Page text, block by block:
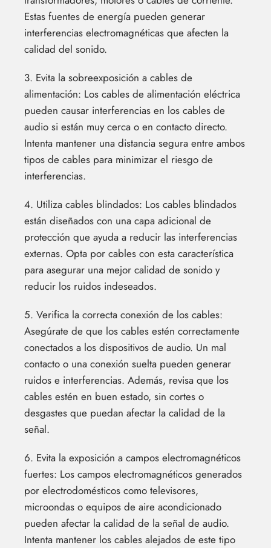
Estas fuentes de energía pueden generar
interferencias electromagnéticas que afecten la
calidad del sonido.
3. Evita la sobreexposición a cables de
alimentación: Los cables de alimentación eléctrica
pueden causar interferencias en los cables de
audio si están muy cerca o en contacto directo.
Intenta mantener una distancia segura entre ambos
tipos de cables para minimizar el riesgo de
interferencias.
4. Utiliza cables blindados: Los cables blindados
están diseñados con una capa adicional de
protección que ayuda a reducir las interferencias
externas. Opta por cables con esta característica
para asegurar una mejor calidad de sonido y
reducir los ruidos indeseados.
5. Verifica la correcta conexión de los cables:
Asegúrate de que los cables estén correctamente
conectados a los dispositivos de audio. Un mal
contacto o una conexión suelta pueden generar
ruidos e interferencias. Además, revisa que los
cables estén en buen estado, sin cortes o
desgastes que puedan afectar la calidad de la
señal.
6. Evita la exposición a campos electromagnéticos
fuertes: Los campos electromagnéticos generados
por electrodomésticos como televisores,
microondas o equipos de aire acondicionado
pueden afectar la calidad de la señal de audio.
Intenta mantener los cables alejados de este tipo